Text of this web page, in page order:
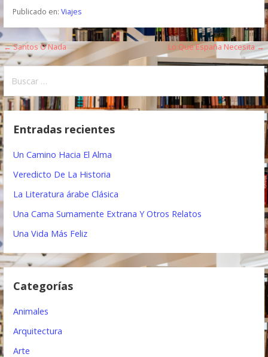
Publicado en: Viajes
N
a
v
e
a
ó
d
n
← Santos O Nada Lo Que España Necesita →
s
Entradas recientes
Un Camino Hacia El Alma
Veredicto De La Historia
La Literatura árabe Clásica
Una Cama Sumamente Extrana Y Otros Relatos
Una Vida Más Feliz
Categorías
Animales
Arquitectura
Arte